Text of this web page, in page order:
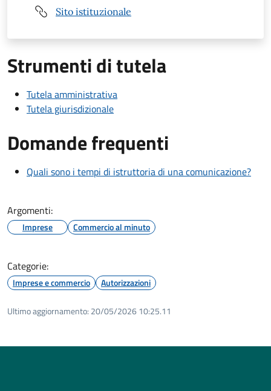
Sito istituzionale
Strumenti di tutela
Tutela amministrativa
Tutela giurisdizionale
Domande frequenti
Quali sono i tempi di istruttoria di una comunicazione?
Argomenti:
Imprese Commercio al minuto
Categorie:
Imprese e commercio Autorizzazioni
Ultimo aggiornamento: 20/05/2026 10:25.11